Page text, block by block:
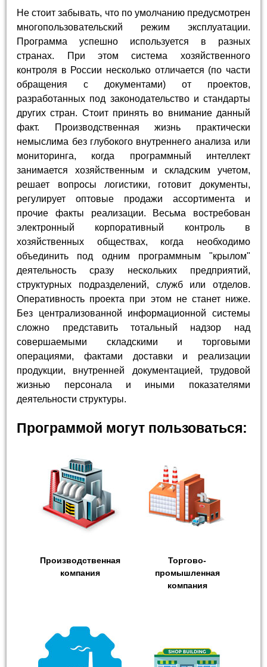
Не стоит забывать, что по умолчанию предусмотрен
многопользовательский режим эксплуатации.
Программа успешно используется в разных
странах. При этом система хозяйственного
контроля в России несколько отличается (по части
обращения с документами) от проектов,
разработанных под законодательство и стандарты
других стран. Стоит принять во внимание данный
факт. Производственная жизнь практически
немыслима без глубокого внутреннего анализа или
мониторинга, когда программный интеллект
занимается хозяйственным и складским учетом,
решает вопросы логистики, готовит документы,
регулирует оптовые продажи ассортимента и
прочие факты реализации. Весьма востребован
электронный корпоративный контроль в
хозяйственных обществах, когда необходимо
объединить под одним программным "крылом"
деятельность сразу нескольких предприятий,
структурных подразделений, служб или отделов.
Оперативность проекта при этом не станет ниже.
Без централизованной информационной системы
сложно представить тотальный надзор над
совершаемыми складскими и торговыми
операциями, фактами доставки и реализации
продукции, внутренней документацией, трудовой
жизнью персонала и иными показателями
деятельности структуры.
Программой могут пользоваться:
Производственная
компания
Торгово-
промышленная
компания